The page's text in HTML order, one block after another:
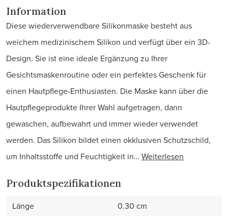
Information
Diese wiederverwendbare Silikonmaske besteht aus
weichem medizinischem Silikon und verfügt über ein 3D-
Design. Sie ist eine ideale Ergänzung zu Ihrer
Gesichtsmaskenroutine oder ein perfektes Geschenk für
einen Hautpflege-Enthusiasten. Die Maske kann über die
Hautpflegeprodukte Ihrer Wahl aufgetragen, dann
gewaschen, aufbewahrt und immer wieder verwendet
werden. Das Silikon bildet einen okklusiven Schutzschild,
um Inhaltsstoffe und Feuchtigkeit in… Weiterlesen
Produktspezifikationen
Länge
0.30 cm